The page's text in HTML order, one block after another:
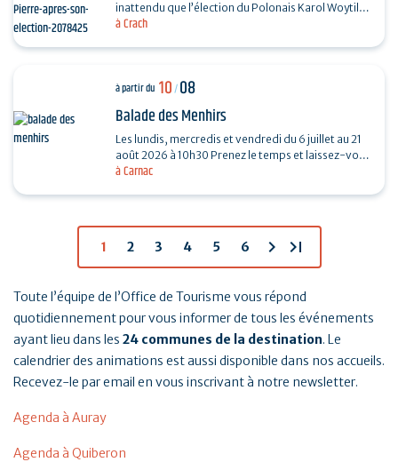
à Crach
inattendu que l’élection du Polonais Karol Woytila
en son temps, donne à l’Église un Pape…
à Carnac
à partir du 10/08
Balade des Menhirs
Les lundis, mercredis et vendredi du 6 juillet au 21
août 2026 à 10h30 Prenez le temps et laissez-vous
guider pour une balade le long des…
1 2 3 4 5 6 chevron_right last_page
Toute l’équipe de l’Office de Tourisme vous répond
quotidiennement pour vous informer de tous les événements
ayant lieu dans les 24 communes de la destination. Le
calendrier des animations est aussi disponible dans nos accueils.
Recevez-le par email en vous inscrivant à notre newsletter.
Agenda à Auray
Agenda à Quiberon